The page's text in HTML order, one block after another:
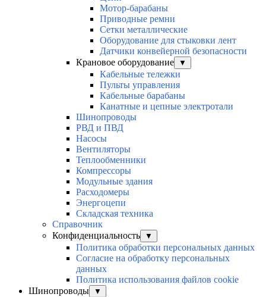
Мотор-барабаны
Приводные ремни
Сетки металлические
Оборудование для стыковки лент
Датчики конвейерной безопасности
Крановое оборудование
▼
Кабельные тележки
Пульты управления
Кабельные барабаны
Канатные и цепные электротали
Шинопроводы
РВД и ПВД
Насосы
Вентиляторы
Теплообменники
Компрессоры
Модульные здания
Расходомеры
Энергоцепи
Складская техника
Справочник
Конфиденциальность
▼
Политика обработки персональных данных
Согласие на обработку персональных
данных
Политика использования файлов cookie
Шинопроводы
▼